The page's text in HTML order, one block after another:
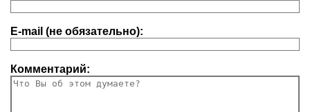
E-mail (не обязательно):
Комментарий: